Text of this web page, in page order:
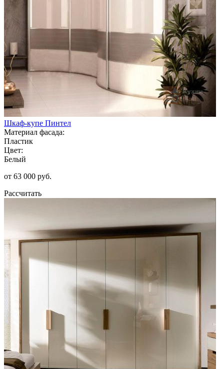
Шкаф-купе Пинтел
Материал фасада:
Пластик
Цвет:
Белый
от 63 000 руб.
Рассчитать